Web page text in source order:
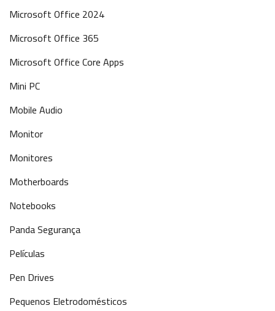
Microsoft Office 2024
Microsoft Office 365
Microsoft Office Core Apps
Mini PC
Mobile Audio
Monitor
Monitores
Motherboards
Notebooks
Panda Segurança
Películas
Pen Drives
Pequenos Eletrodomésticos